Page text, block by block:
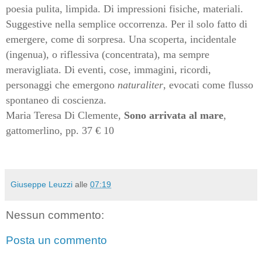
poesia pulita, limpida. Di impressioni fisiche, materiali.
Suggestive nella semplice occorrenza. Per il solo fatto di
emergere, come di sorpresa. Una scoperta, incidentale
(ingenua), o riflessiva (concentrata), ma sempre
meravigliata. Di eventi, cose, immagini, ricordi,
personaggi che emergono naturaliter, evocati come flusso
spontaneo di coscienza.
Maria Teresa Di Clemente, Sono arrivata al mare,
gattomerlino, pp. 37 € 10
Giuseppe Leuzzi alle 07:19
Nessun commento:
Posta un commento